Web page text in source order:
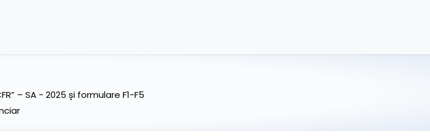
– SA - 2025 și formulare F1-F5